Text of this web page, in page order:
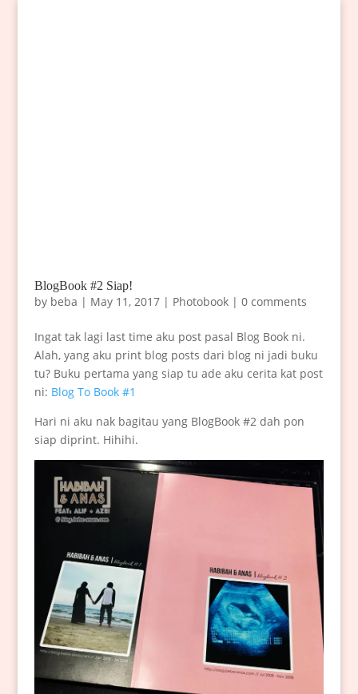
BlogBook #2 Siap!
by beba | May 11, 2017| Photobook| 0 comments
Ingat tak lagi last time aku post pasal Blog Book ni.
Alah, yang aku print blog posts dari blog ni jadi buku
tu? Buku pertama yang siap tu ade aku cerita kat post
ni: Blog To Book #1
Hari ni aku nak bagitau yang BlogBook #2 dah pon
siap diprint. Hihihi.